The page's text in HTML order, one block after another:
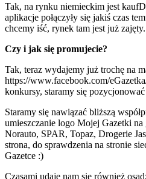
Tak, na rynku niemieckim jest
aplikacje połączyły się jakiś czas
chcemy iść, rynek tam jest już zajęty.
Czy i jak się promujecie?
Tak, teraz wydajemy już trochę na
https://www.facebook.com/
konkursy, staramy się
Staramy się nawiązać bliższą
umieszczanie logo Mojej Gazetki na
Norauto, SPAR, Topaz, Drogerie
strona, do sprawdzenia na stronie
Gazetce :)
Czasami udaje nam się również